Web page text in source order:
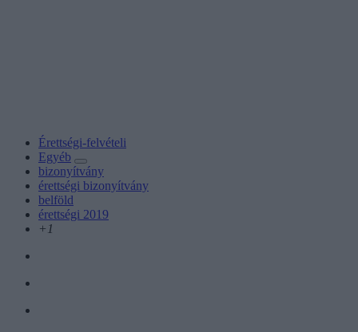
Érettségi-felvételi
Egyéb
bizonyítvány
érettségi bizonyítvány
belföld
érettségi 2019
+1